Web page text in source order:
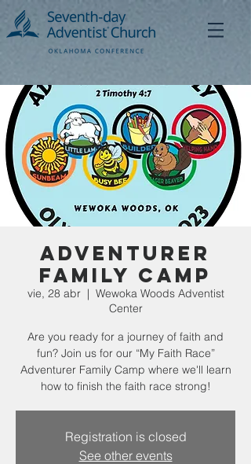
Adventurer
Family Camp
vie, 28 abr
  |
Wewoka Woods Adventist
Center
Are you ready for a journey of faith and
fun? Join us for our “My Faith Race”
Adventurer Family Camp where we'll learn
how to finish the faith race strong!
Registration is closed
See other events